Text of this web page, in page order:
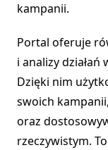
kampanii.
Portal oferuje
i analizy działań
Dzięki nim
swoich
oraz
rzeczywistym.